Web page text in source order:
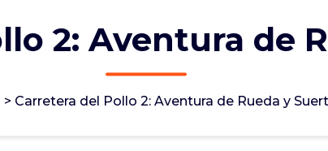
2: Aventura de
Carretera del Pollo 2: Aventura de Rueda y